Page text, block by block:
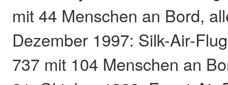
mit 44 Menschen an Bord,
Dezember 1997: Silk-Air-
737 mit 104 Menschen an